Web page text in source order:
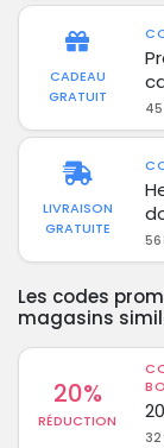
CADEAU
GRATUIT
LIVRAISON
GRATUITE
Les codes
magasins
20%
RÉDUCTION